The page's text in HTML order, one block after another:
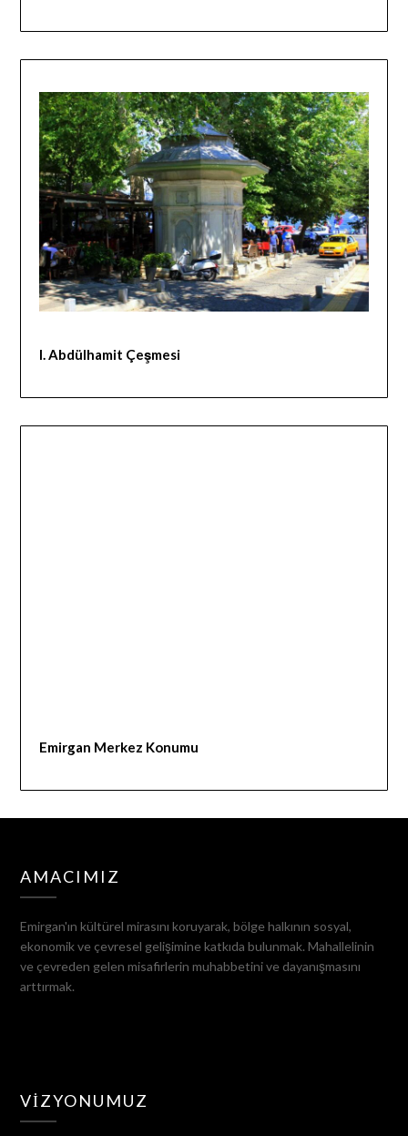
I. Abdülhamit Çeşmesi
Emirgan Merkez Konumu
AMACIMIZ
Emirgan'ın kültürel mirasını koruyarak, bölge halkının sosyal,
ekonomik ve çevresel gelişimine katkıda bulunmak. Mahallelinin
ve çevreden gelen misafirlerin muhabbetini ve dayanışmasını
arttırmak.
VIZYONUMUZ